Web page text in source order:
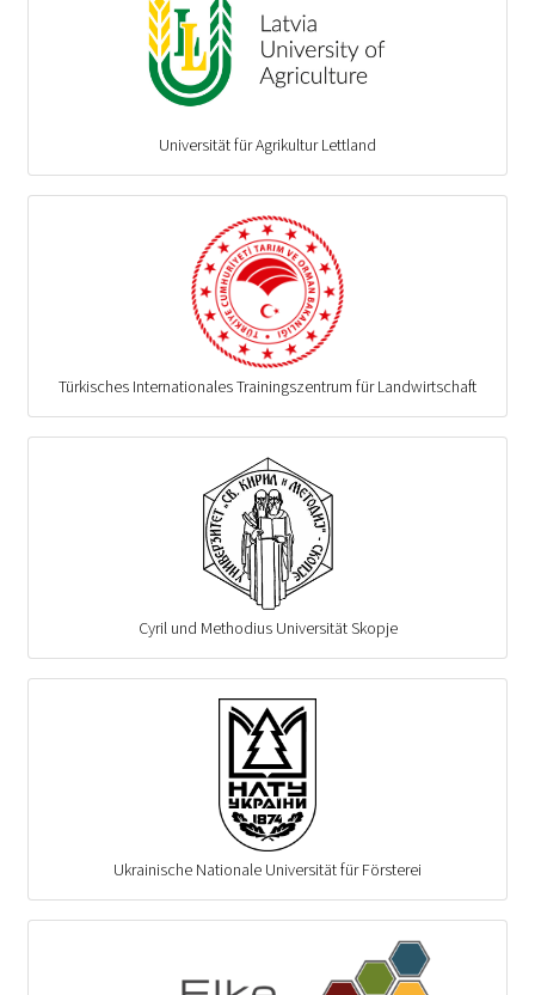
Universität für Agrikultur Lettland
Türkisches Internationales Trainingszentrum für Landwirtschaft
Cyril und Methodius Universität Skopje
Ukrainische Nationale Universität für Försterei